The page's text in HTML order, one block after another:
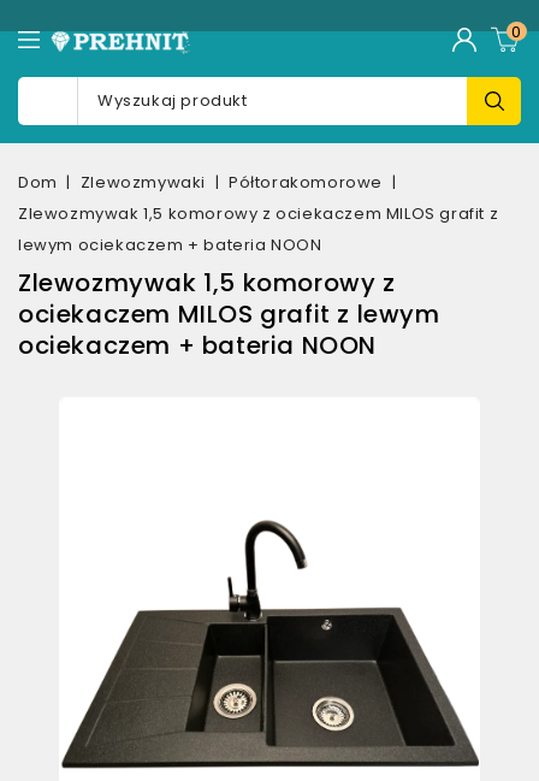
0
Dom Zlewozmywaki
Półtorakomorowe
Zlewozmywak 1,5 komorowy z ociekaczem MILOS grafit z
lewym ociekaczem + bateria NOON
Zlewozmywak 1,5 komorowy z
ociekaczem MILOS grafit z lewym
ociekaczem + bateria NOON